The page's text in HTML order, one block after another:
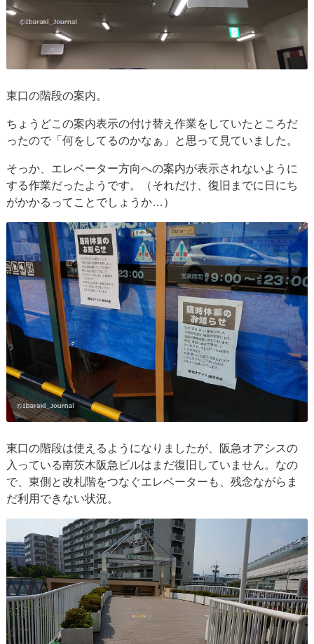
東口の階段の案内。
ちょうどこの案内表示の付け替え作業をしていたところだ
ったので「何をしてるのかなぁ」と思って見ていました。
そっか、エレベーター方向への案内が表示されないように
する作業だったようです。（それだけ、復旧までに日にち
がかかるってことでしょうか…）
東口の階段は使えるようになりましたが、阪急オアシスの
入っている南茨木阪急ビルはまだ復旧していません。なの
で、東側と改札階をつなぐエレベーターも、残念ながらま
だ利用できない状況。